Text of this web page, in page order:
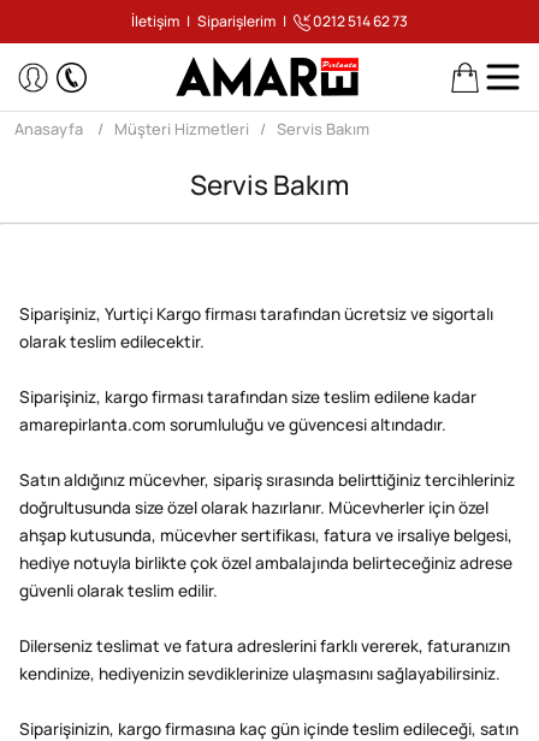
İletişim | Siparişlerim | 0212 514 62 73
Anasayfa Müşteri Hizmetleri Servis Bakım
Servis Bakım
Siparişiniz, Yurtiçi Kargo firması tarafından ücretsiz ve sigortalı
olarak teslim edilecektir.
Siparişiniz, kargo firması tarafından size teslim edilene kadar
amarepirlanta.com sorumluluğu ve güvencesi altındadır.
Satın aldığınız mücevher, sipariş sırasında belirttiğiniz tercihleriniz
doğrultusunda size özel olarak hazırlanır. Mücevherler için özel
ahşap kutusunda, mücevher sertifikası, fatura ve irsaliye belgesi,
hediye notuyla birlikte çok özel ambalajında belirteceğiniz adrese
güvenli olarak teslim edilir.
Dilerseniz teslimat ve fatura adreslerini farklı vererek, faturanızın
kendinize, hediyenizin sevdiklerinize ulaşmasını sağlayabilirsiniz.
Siparişinizin, kargo firmasına kaç gün içinde teslim edileceği, satın